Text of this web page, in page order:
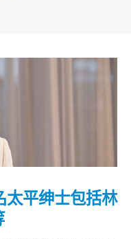
太平绅士包括林